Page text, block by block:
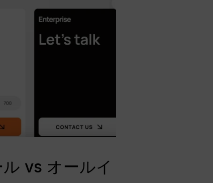
vs オールイ